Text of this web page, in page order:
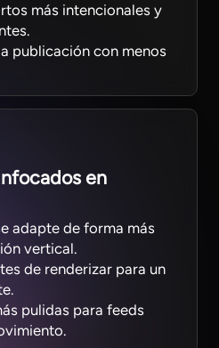
más intencionales y
publicación con menos
en
adapte de forma más
vertical.
de renderizar para un
pulidas para feeds